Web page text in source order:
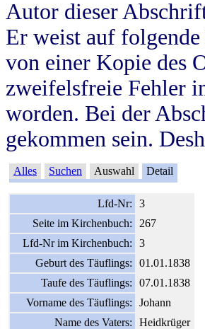
Autor dieser
Er weist auf
von einer Kopie des
zweifelsfreie Fehler
worden. Bei der
gekommen sein.
Alles Suchen Auswahl Detail
Lfd-Nr:
3
Seite im Kirchenbuch:
267
Lfd-Nr im Kirchenbuch:
3
Geburt des Täuflings:
01.01.1838
Taufe des Täuflings:
07.01.1838
Vorname des Täuflings:
Johann
Name des Vaters:
Heidkrüger